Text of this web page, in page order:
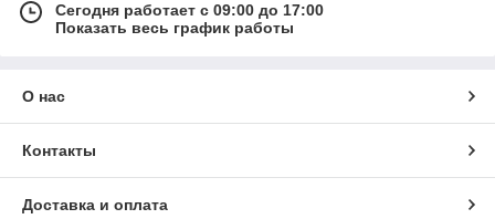
Сегодня работает с 09:00 до 17:00
Показать весь график работы
О нас
Контакты
Доставка и оплата